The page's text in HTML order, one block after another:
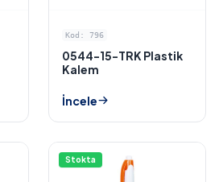
Kod: 796
0544-15-TRK Plastik
Kalem
İncele
Stokta